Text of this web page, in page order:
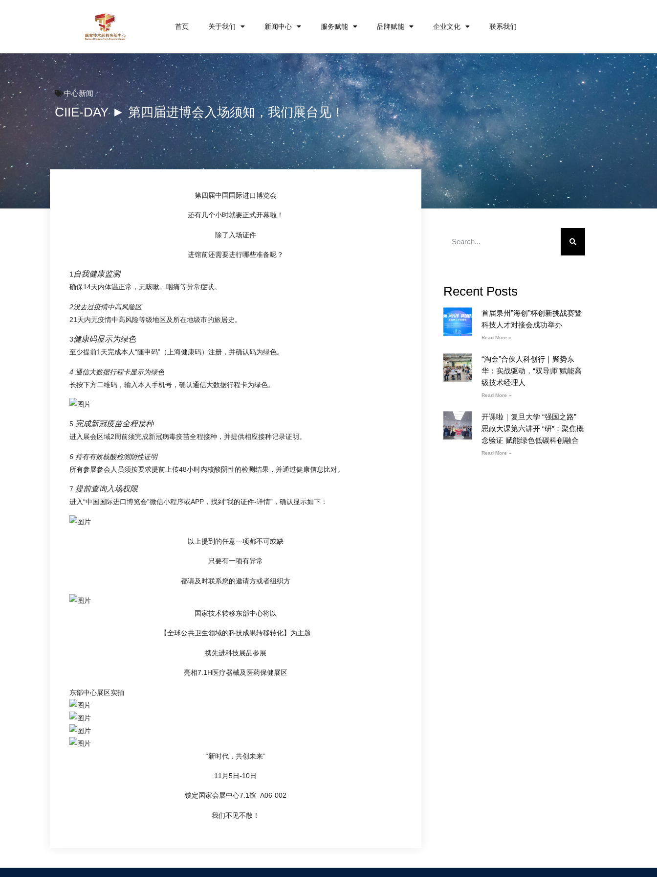
首页 关于我们 新闻中心 服务赋能 品牌赋能 企业文化 联系我们
中心新闻
CIIE-DAY ► 第四届进博会入场须知，我们展台见！
第四届中国国际进口博览会
还有几个小时就要正式开幕啦！
除了入场证件
进馆前还需要进行哪些准备呢？
1自我健康监测
确保14天内体温正常，无咳嗽、咽痛等异常症状。
2没去过疫情中高风险区
21天内无疫情中高风险等级地区及所在地级市的旅居史。
3健康码显示为绿色
至少提前1天完成本人“随申码”（上海健康码）注册，并确认码为绿色。
4 通信大数据行程卡显示为绿色
长按下方二维码，输入本人手机号，确认通信大数据行程卡为绿色。
5 完成新冠疫苗全程接种
进入展会区域2周前须完成新冠病毒疫苗全程接种，并提供相应接种记录证明。
6 持有有效核酸检测阴性证明
所有参展参会人员须按要求提前上传48小时内核酸阴性的检测结果，并通过健康信息比对。
7 提前查询入场权限
进入“中国国际进口博览会”微信小程序或APP，找到“我的证件-详情”，确认显示如下：
以上提到的任意一项都不可或缺
只要有一项有异常
都请及时联系您的邀请方或者组织方
国家技术转移东部中心将以
【全球公共卫生领域的科技成果转移转化】 为主题
携先进科技展品参展
亮相7.1H医疗器械及医药保健展区
东部中心展区实拍
“新时代，共创未来”
11月5日-10日
锁定国家会展中心7.1馆 A06-002
我们不见不散！
Recent Posts
首届泉州”海创”杯创新挑战赛暨
科技人才对接会成功举办
Read More »
“淘金”合伙人科创行｜聚势东
华：实战驱动，“双导师”赋能高
级技术经理人
Read More »
开课啦｜复旦大学 “强国之路”
思政大课第六讲开 “研”：聚焦概
念验证 赋能绿色低碳科创融合
Read More »